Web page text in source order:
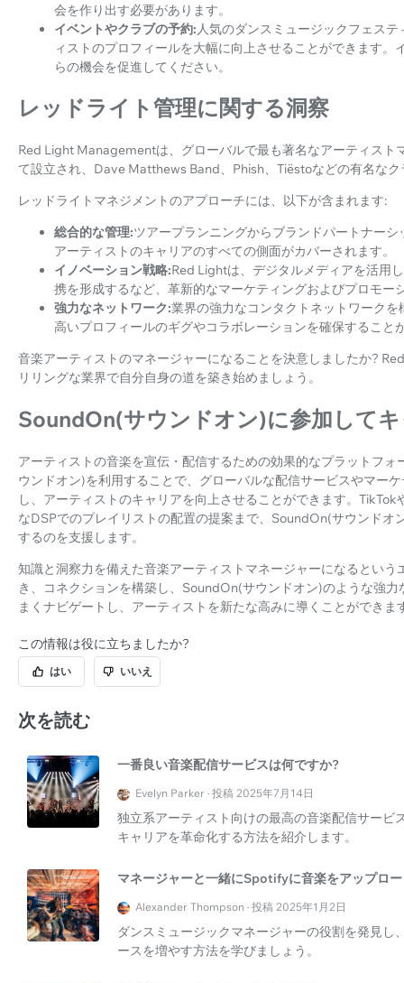
会を作り出す必要があります。
イベントやクラブの予約: 人気のダンスミュージックフェス
ィストのプロフィールを大幅に向上させることができます
らの機会を促進してください。
レッドライト管理に関する洞察
Red Light Managementは、グローバルで最も著名なアーティス
て設立され、Dave Matthews Band、Phish、Tiëstoなどの有名な
レッドライトマネジメントのアプローチには、以下が含まれます:
総合的な管理:ツアープランニングからブランドパートナー
アーティストのキャリアのすべての側面がカバーされます。
イノベーション戦略:Red Lightは、デジタルメディアを活用
携を形成するなど、革新的なマーケティングおよびプロモー
強力なネットワーク:業界の強力なコンタクトネットワーク
高いプロフィールのギグやコラボレーションを確保すること
音楽アーティストのマネージャーになることを決意しましたか?
リリングな業界で自分自身の道を築き始めましょう。
SoundOn(サウンドオン)に参加して
アーティストの音楽を宣伝・配信するための効果的なプラットフォ
ウンドオン)を利用することで、グローバルな配信サービスやマー
し、アーティストのキャリアを向上させることができます。
なDSPでのプレイリストの配置の提案まで、SoundOn(サウンド
するのを支援します。
知識と洞察力を備えた音楽アーティストマネージャーになるとい
き、コネクションを構築し、SoundOn(サウンドオン)のような強
まくナビゲートし、アーティストを新たな高みに導くことができま
この情報は役に立ちましたか?
はい いいえ
次を読む
一番良い音楽配信サービスは何ですか?
Evelyn Parker · 投稿 2025年7月14日
独立系アーティスト向けの最高の音楽配信サー
キャリアを革命化する方法を紹介します。
マネージャーと一緒にSpotifyに音楽をアップロ
Alexander Thompson · 投稿 2025年1月2日
ダンスミュージックマネージャーの役割を発見
ースを増やす方法を学びましょう。